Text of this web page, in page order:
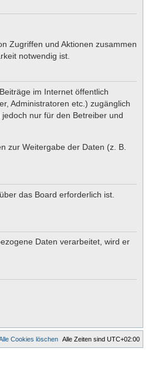
Zugriffen und Aktionen zusammen
notwendig ist.
im Internet öffentlich
Administratoren etc.) zugänglich
nur für den Betreiber und
zur Weitergabe der Daten (z. B.
das Board erforderlich ist.
Daten verarbeitet, wird er
Alle Zeiten sind UTC+02:00
Cookies löschen